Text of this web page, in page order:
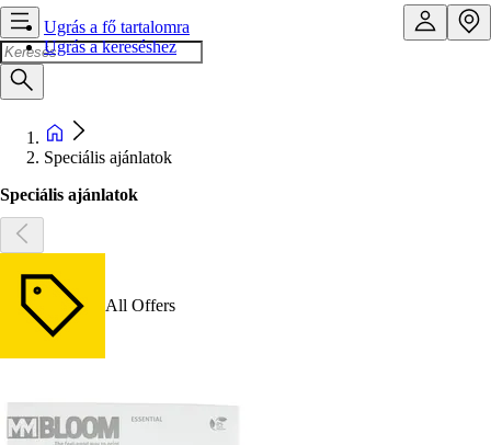
Ugrás a fő tartalomra
Ugrás a kereséshez
Speciális ajánlatok
Speciális ajánlatok
All Offers